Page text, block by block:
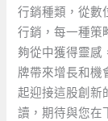
行銷種類，從數
行銷，每一種策
夠從中獲得靈感
牌帶來增長和機
起迎接這股創新
讀，期待與您在